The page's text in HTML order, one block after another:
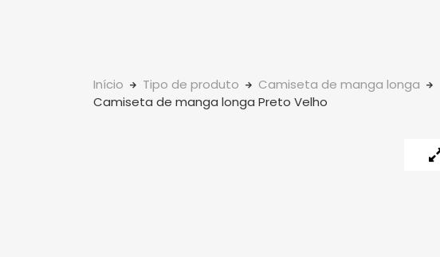
Início Tipo de produto
Camiseta de manga longa
Camiseta de manga longa Preto Velho